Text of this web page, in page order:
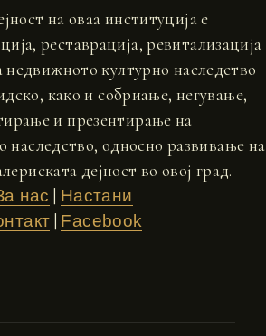
на оваа институција е
реставрација, ревитализација
недвижното културно наследство
како и собриање, негување,
и презентирање на
наследство, односно развивање на
дејност во овој град.
нас
Настани
Facebook